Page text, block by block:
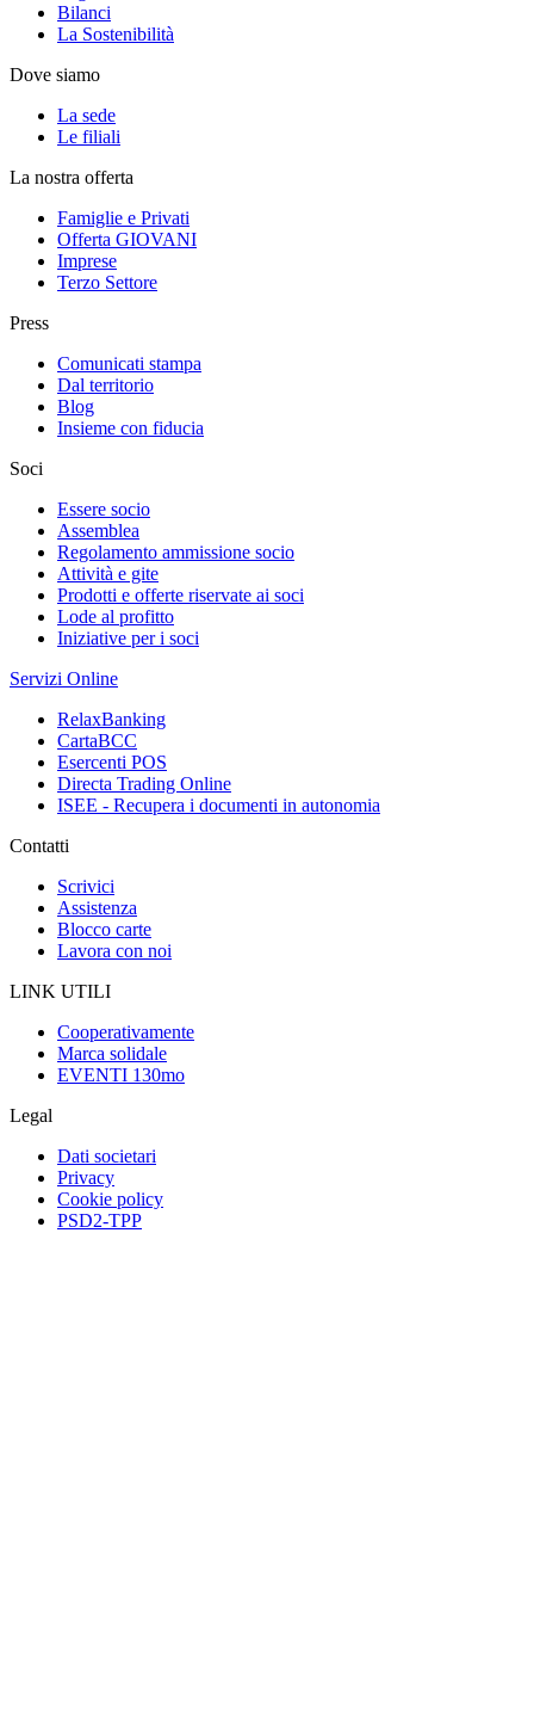
Bilanci
La Sostenibilità
Dove siamo
La sede
Le filiali
La nostra offerta
Famiglie e Privati
Offerta GIOVANI
Imprese
Terzo Settore
Press
Comunicati stampa
Dal territorio
Blog
Insieme con fiducia
Soci
Essere socio
Assemblea
Regolamento ammissione socio
Attività e gite
Prodotti e offerte riservate ai soci
Lode al profitto
Iniziative per i soci
Servizi Online
RelaxBanking
CartaBCC
Esercenti POS
Directa Trading Online
ISEE - Recupera i documenti in autonomia
Contatti
Scrivici
Assistenza
Blocco carte
Lavora con noi
LINK UTILI
Cooperativamente
Marca solidale
EVENTI 130mo
Legal
Dati societari
Privacy
Cookie policy
PSD2-TPP